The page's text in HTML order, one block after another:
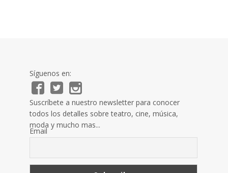
Síguenos en:
Suscríbete a nuestro newsletter para conocer
todos los detalles sobre teatro, cine, música,
moda y mucho mas...
Email